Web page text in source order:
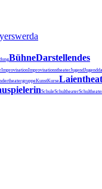
BühneDarstellendes
ImprovisationImprovisationstheaterJugend
KunstKurse
SchuleSchultheater